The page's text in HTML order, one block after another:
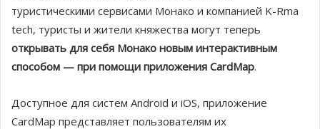
туристическими сервисами Монако и компанией K-Rma
tech, туристы и жители княжества могут теперь
открывать для себя Монако новым интерактивным
способом — при помощи приложения CardMap.
Доступное для систем Android и iOS, приложение
CardMap представляет пользователям их